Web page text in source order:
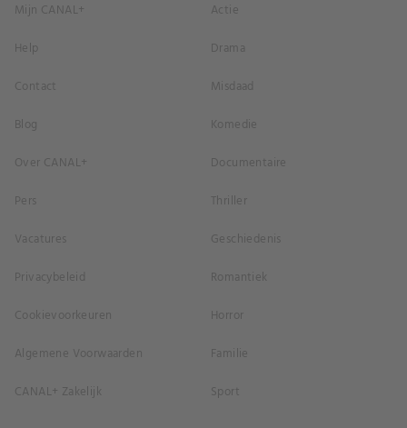
Mijn CANAL+
Help
Contact
Blog
Over CANAL+
Pers
Vacatures
Privacybeleid
Cookievoorkeuren
Algemene Voorwaarden
CANAL+ Zakelijk
Actie
Drama
Misdaad
Komedie
Documentaire
Thriller
Geschiedenis
Romantiek
Horror
Familie
Sport